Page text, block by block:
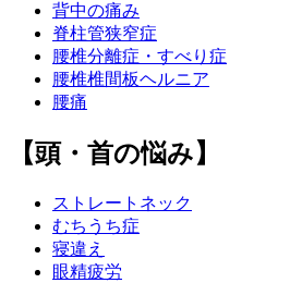
背中の痛み
脊柱管狭窄症
腰椎分離症・すべり症
腰椎椎間板ヘルニア
腰痛
【頭・首の悩み】
ストレートネック
むちうち症
寝違え
眼精疲労